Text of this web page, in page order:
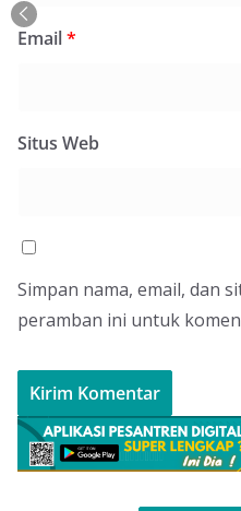
Email*
Situs Web
Simpan nama, email, dan
peramban ini untuk